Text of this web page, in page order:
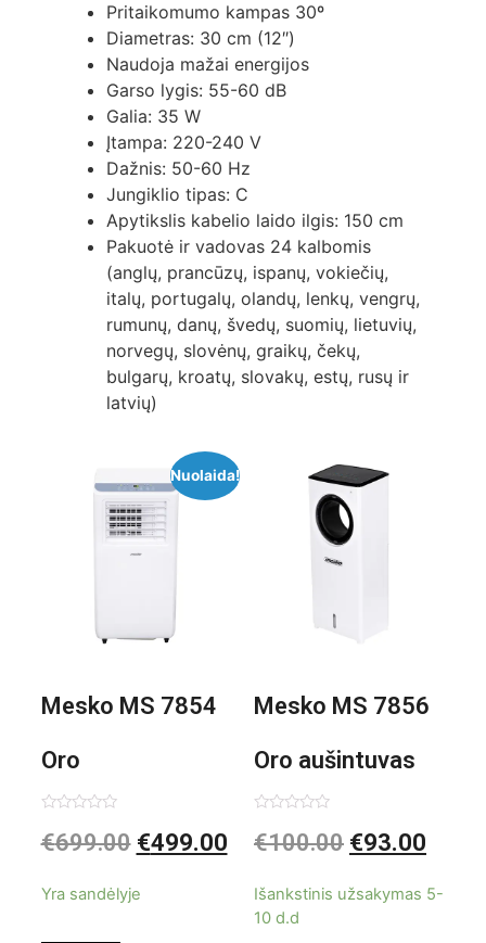
Pritaikomumo kampas 30º
Diametras: 30 cm (12″)
Naudoja mažai energijos
Garso lygis: 55-60 dB
Galia: 35 W
Įtampa: 220-240 V
Dažnis: 50-60 Hz
Jungiklio tipas: C
Apytikslis kabelio laido ilgis: 150 cm
Pakuotė ir vadovas 24 kalbomis
(anglų, prancūzų, ispanų, vokiečių,
italų, portugalų, olandų, lenkų, vengrų,
rumunų, danų, švedų, suomių, lietuvių,
norvegų, slovėnų, graikų, čekų,
bulgarų, kroatų, slovakų, estų, rusų ir
latvių)
Nuolaida!
Mesko MS 7854
Oro
kondicionierius
0
iš
€699.00 €499.00
Yra sandėlyje
Mesko MS 7856
Oro aušintuvas
be ašmenų 3in1
0
iš
€100.00 €93.00
Išankstinis užsakymas 5-
10 d.d